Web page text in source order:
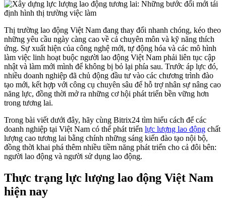
Thị trường lao động Việt Nam đang thay đổi nhanh chóng, kéo theo
những yêu cầu ngày càng cao về cả chuyên môn và kỹ năng thích
ứng. Sự xuất hiện của công nghệ mới, tự động hóa và các mô hình
làm việc linh hoạt buộc người lao động Việt Nam phải liên tục cập
nhật và làm mới mình để không bị bỏ lại phía sau. Trước áp lực đó,
nhiều doanh nghiệp đã chủ động đầu tư vào các chương trình đào
tạo mới, kết hợp với công cụ chuyên sâu để hỗ trợ nhân sự nâng cao
năng lực, đồng thời mở ra những cơ hội phát triển bền vững hơn
trong tương lai.
Trong bài viết dưới đây, hãy cùng Bitrix24 tìm hiểu cách để các
doanh nghiệp tại Việt Nam có thể phát triển lực lượng lao động chất
lượng cao tương lai bằng chính những sáng kiến đào tạo nội bộ,
đồng thời khai phá thêm nhiều tiềm năng phát triển cho cả đôi bên:
người lao động và người sử dụng lao động.
Thực trạng lực lượng lao động Việt Nam
hiện nay